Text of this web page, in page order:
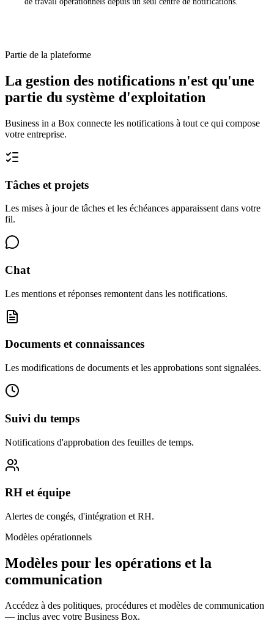
Partie de la plateforme
La gestion des notifications n'est qu'une
partie du système d'exploitation
Business in a Box connecte les notifications à tout ce qui compose
votre entreprise.
Tâches et projets
Les mises à jour de tâches et les échéances apparaissent dans votre
fil.
Chat
Les mentions et réponses remontent dans les notifications.
Documents et connaissances
Les modifications de documents et les approbations sont signalées.
Suivi du temps
Notifications d'approbation des feuilles de temps.
RH et équipe
Alertes de congés, d'intégration et RH.
Modèles opérationnels
Modèles pour les opérations et la
communication
Accédez à des politiques, procédures et modèles de communication
— inclus avec votre Business Box.